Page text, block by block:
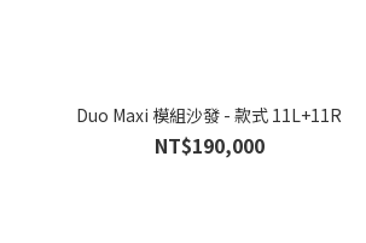
Duo Maxi 模組沙發 - 款式 11L+11R
NT$190,000